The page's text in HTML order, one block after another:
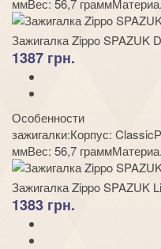
ммВес: 56,7
Зажигалка Zippo SPAZUK
1387 грн.
Особенности
зажигалки:Корпус:
ммВес: 56,7
Зажигалка Zippo SPAZUK
1383 грн.